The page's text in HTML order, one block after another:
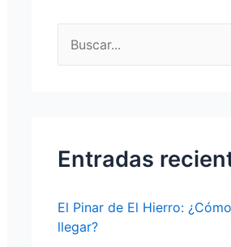
u
r
o
Entradas
El Pinar de El Hierro: ¿Cómo
llegar?